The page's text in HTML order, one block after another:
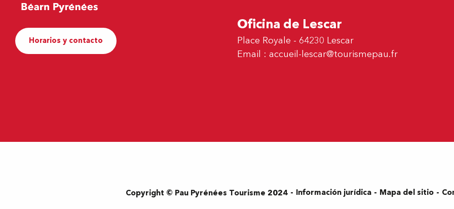
Horarios y contacto
Oficina de Lescar
Place Royale - 64230 Lescar
Email : accueil-lescar@tourismepau.fr
Copyright © Pau Pyrénées Tourisme 2024 Información jurídica Mapa del sitio